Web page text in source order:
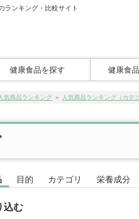
ランキング・比較サイト
健康食品を探す 健康食
人気商品ランキング ＞ 人気商品ランキング（カテ
目的 カテゴリ 栄養成分
込む